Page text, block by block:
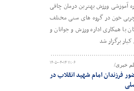
آموزشی ورزش بهترین درمان چاقی
خون در گروه های سنی مختلف
با همکاری اداره ورزش و جوانان و
برگزار شد
۱۴۰۵-۰۴-۱۴ ۱۱:۰۶ خبری/
فرزندان امام شهید انقلاب در